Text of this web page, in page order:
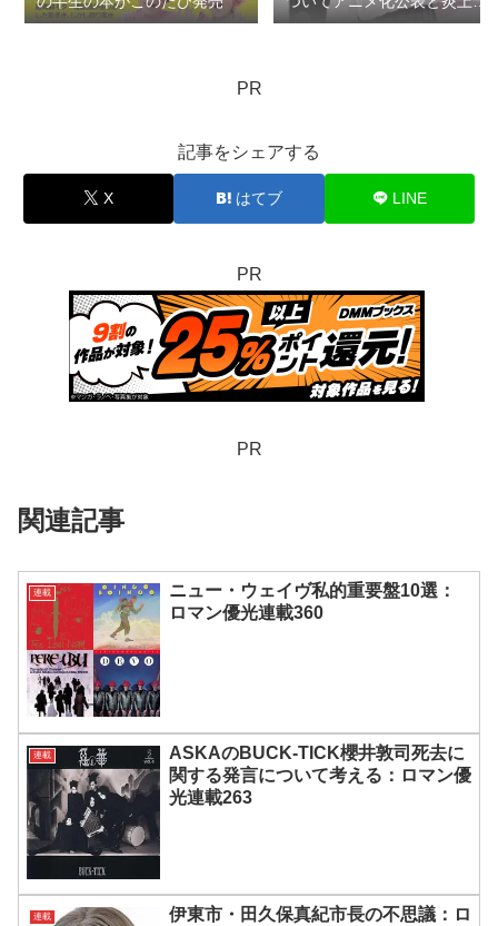
思うこと：ロマン優光連載
PR
記事をシェアする
X はてブ LINE
PR
PR
関連記事
連載
ニュー・ウェイヴ私的重要盤10選：
ロマン優光連載360
連載
ASKAのBUCK-TICK櫻井敦司死去に
関する発言について考える：ロマン優
光連載263
連載
伊東市・田久保真紀市長の不思議：ロ